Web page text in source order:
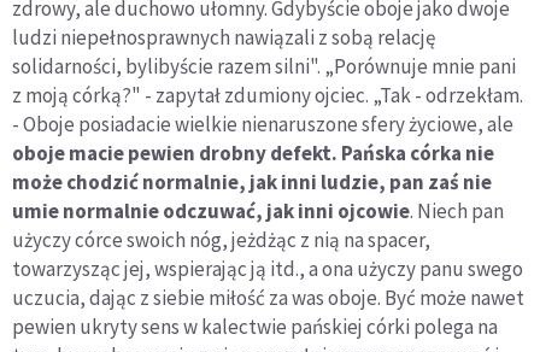
zdrowy, ale duchowo ułomny. Gdybyście oboje jako dwoje
ludzi niepełnosprawnych nawiązali z sobą relację
solidarności, bylibyście razem silni". „Porównuje mnie pani
z moją córką?" - zapytał zdumiony ojciec. „Tak - odrzekłam.
- Oboje posiadacie wielkie nienaruszone sfery życiowe, ale
oboje macie pewien drobny defekt. Pańska córka nie
może chodzić normalnie, jak inni ludzie, pan zaś nie
umie normalnie odczuwać, jak inni ojcowie. Niech pan
użyczy córce swoich nóg, jeżdżąc z nią na spacer,
towarzysząc jej, wspierając ją itd., a ona użyczy panu swego
uczucia, dając z siebie miłość za was oboje. Być może nawet
pewien ukryty sens w kalectwie pańskiej córki polega na